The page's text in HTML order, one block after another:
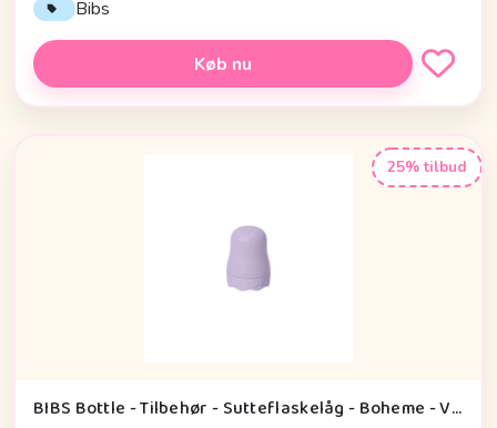
Bibs
Køb nu
25% tilbud
BIBS Bottle - Tilbehør - Sutteflaskelåg - Boheme - Violet Sky